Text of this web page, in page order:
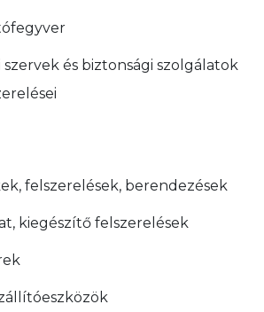
szervek és biztonsági szolgálatok
felszerelések, berendezések
kiegészítő felszerelések